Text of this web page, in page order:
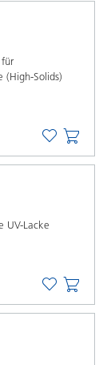
(High-Solids)
UV-Lacke